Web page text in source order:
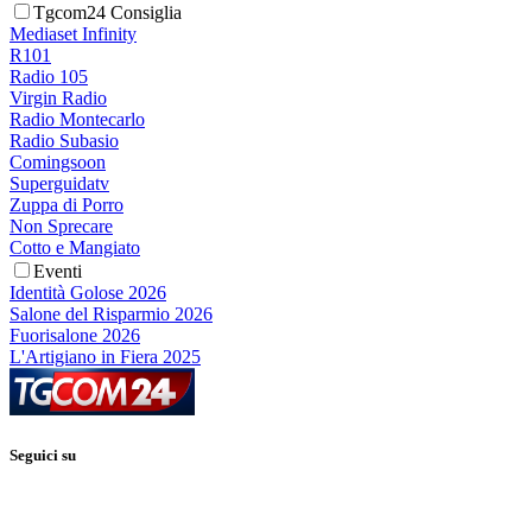
Tgcom24 Consiglia
Mediaset Infinity
R101
Radio 105
Virgin Radio
Radio Montecarlo
Radio Subasio
Comingsoon
Superguidatv
Zuppa di Porro
Non Sprecare
Cotto e Mangiato
Eventi
Identità Golose 2026
Salone del Risparmio 2026
Fuorisalone 2026
L'Artigiano in Fiera 2025
Seguici su